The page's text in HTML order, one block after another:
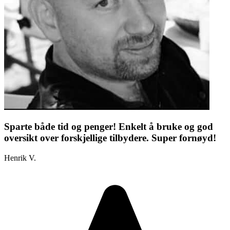
Sparte både tid og penger! Enkelt å bruke og god
oversikt over forskjellige tilbydere. Super fornøyd!
Henrik V.